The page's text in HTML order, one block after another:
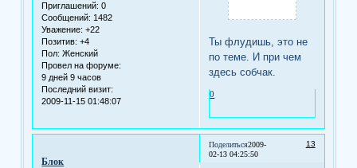
Приглашений: 0
Сообщений: 1482
Уважение: +22
Позитив: +4
Пол: Женский
Провел на форуме:
9 дней 9 часов
Последний визит:
2009-11-15 01:48:07
Ты флудишь, это не
по теме. И при чем
здесь собчак.
0
Поделиться 13
2009-
02-13 04:25:50
Блок